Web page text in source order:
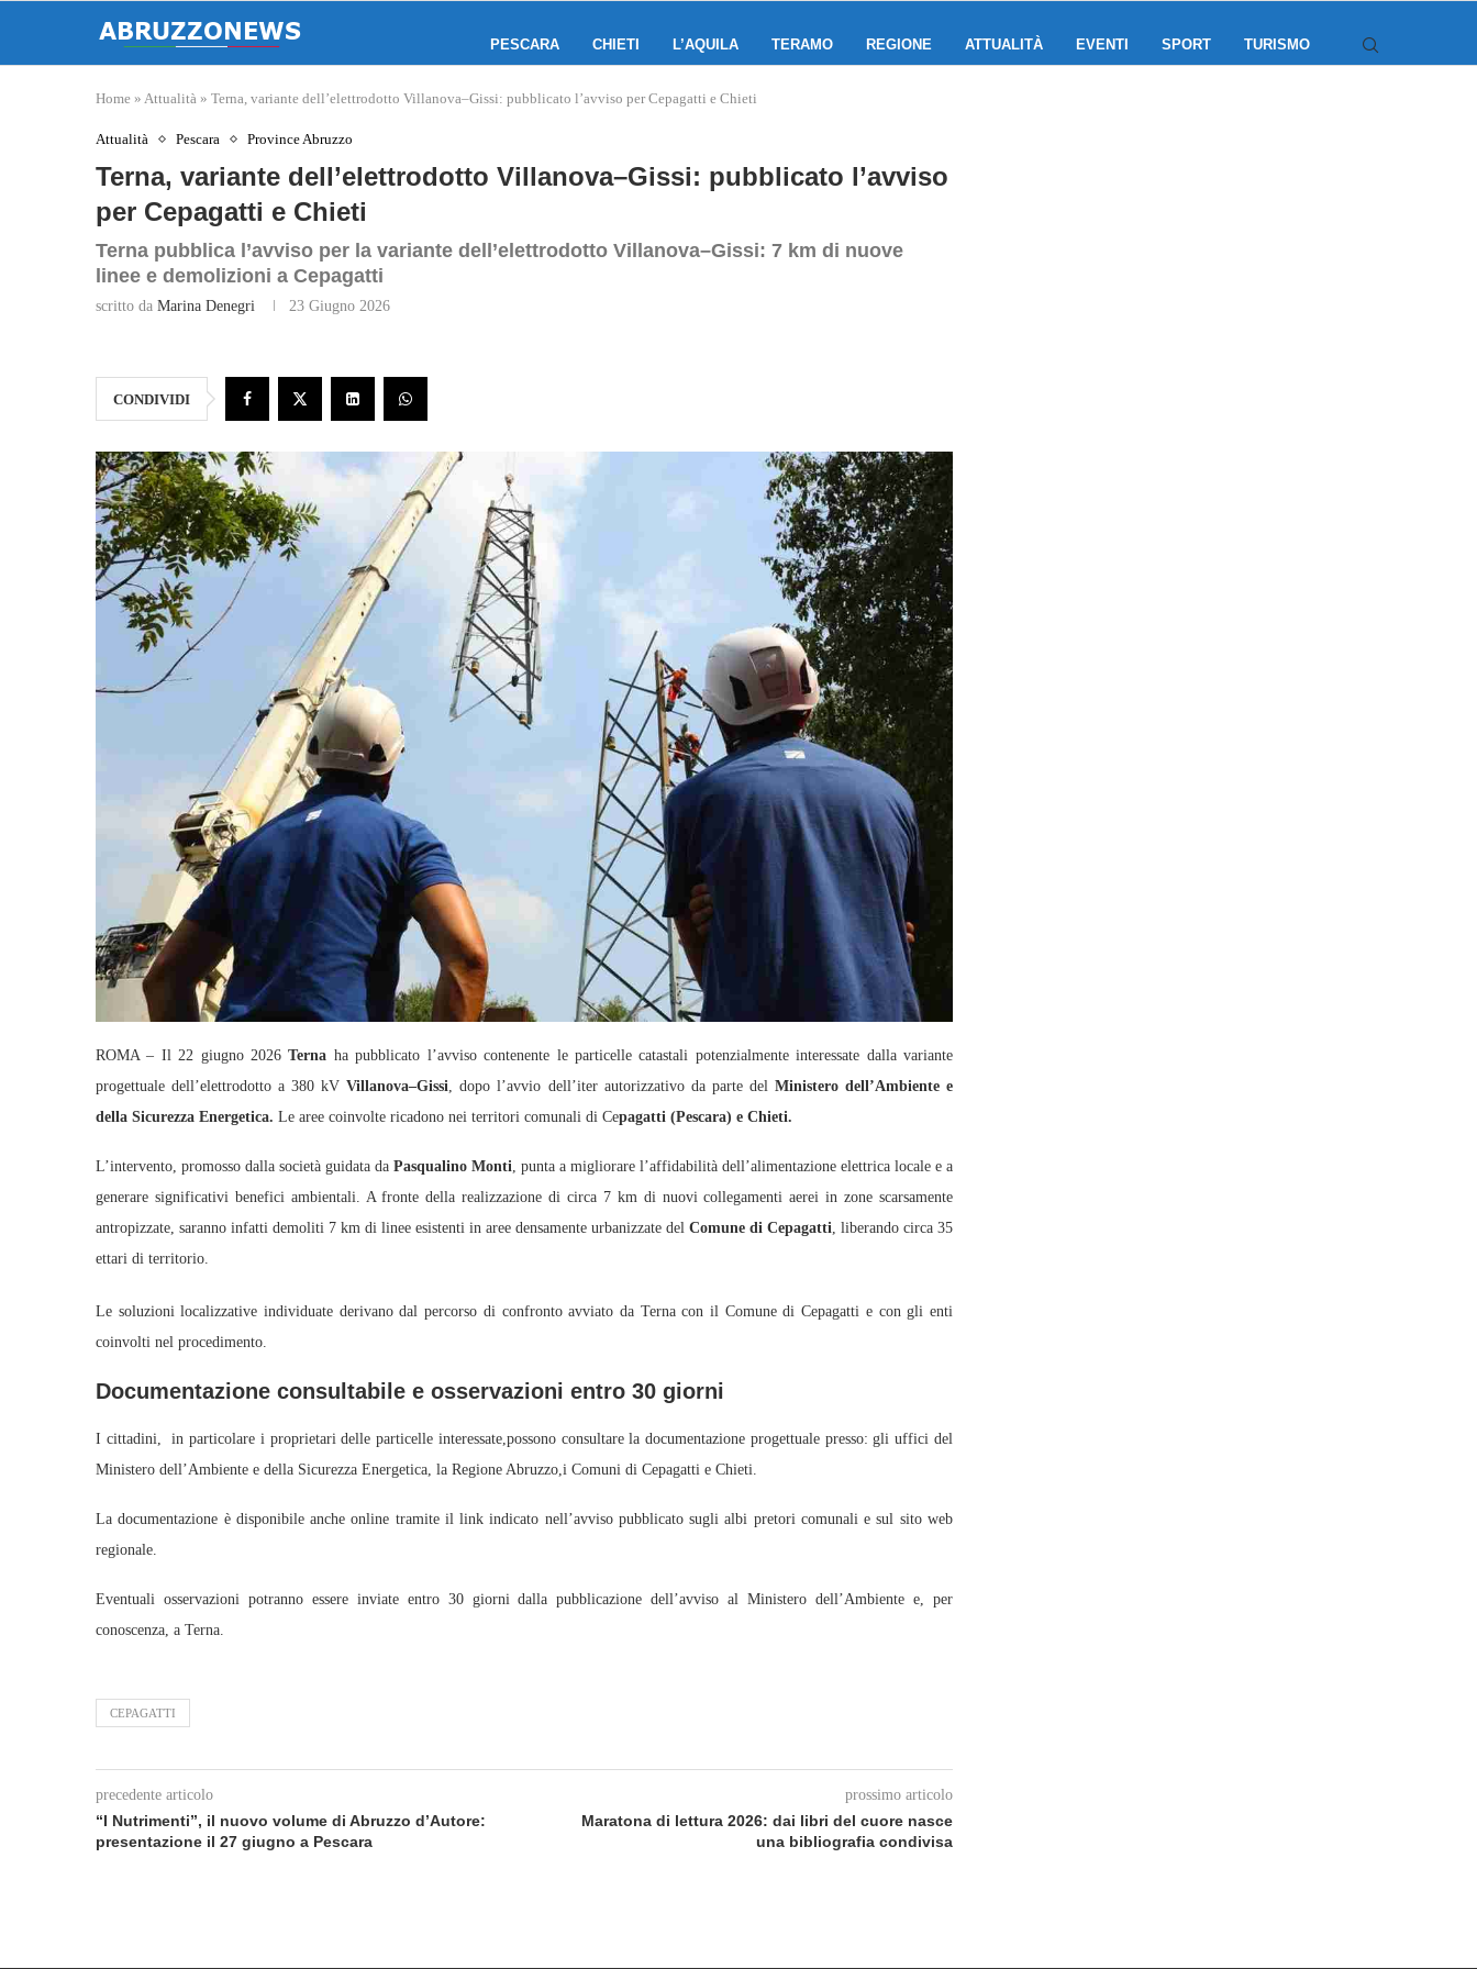
PESCARA CHIETI L’AQUILA TERAMO REGIONE ATTUALITÀ EVENTI SPORT TURISMO
Home » Attualità » Terna, variante dell’elettrodotto Villanova–Gissi: pubblicato l’avviso per Cepagatti e Chieti
Attualità Pescara Province Abruzzo
Terna, variante dell’elettrodotto Villanova–Gissi: pubblicato l’avviso
per Cepagatti e Chieti
Terna pubblica l’avviso per la variante dell’elettrodotto Villanova–Gissi: 7 km di nuove
linee e demolizioni a Cepagatti
scritto da Marina Denegri 23 Giugno 2026
CONDIVIDI
ROMA – Il 22 giugno 2026Terna ha pubblicato l’avviso contenente le particelle catastali potenzialmente interessate dalla variante
progettuale dell’elettrodotto a 380 kVVillanova–Gissi, dopo l’avvio dell’iter autorizzativo da parte del Ministero dell’Ambiente e
della Sicurezza Energetica. Le aree coinvolte ricadono nei territori comunali di Cepagatti (Pescara) e Chieti.
L’intervento, promosso dalla società guidata da Pasqualino Monti, punta a migliorare l’affidabilità dell’alimentazione elettrica locale e a
generare significativi benefici ambientali. A fronte della realizzazione di circa 7 km di nuovi collegamenti aerei in zone scarsamente
antropizzate, saranno infatti demoliti 7 km di linee esistenti in aree densamente urbanizzate del Comune di Cepagatti, liberando circa 35
ettari di territorio.
Le soluzioni localizzative individuate derivano dal percorso di confronto avviato da Terna con il Comune di Cepagatti e con gli enti
coinvolti nel procedimento.
Documentazione consultabile e osservazioni entro 30 giorni
I cittadini, in particolare i proprietari delle particelle interessate,possono consultare la documentazione progettuale presso: gli uffici del
Ministero dell’Ambiente e della Sicurezza Energetica, la Regione Abruzzo,i Comuni di Cepagatti e Chieti.
La documentazione è disponibile anche online tramite il link indicato nell’avviso pubblicato sugli albi pretori comunali e sul sito web
regionale.
Eventuali osservazioni potranno essere inviate entro 30 giorni dalla pubblicazione dell’avviso al Ministero dell’Ambiente e, per
conoscenza, a Terna.
CEPAGATTI
precedente articolo
“I Nutrimenti”, il nuovo volume di Abruzzo d’Autore:
presentazione il 27 giugno a Pescara
prossimo articolo
Maratona di lettura 2026: dai libri del cuore nasce
una bibliografia condivisa